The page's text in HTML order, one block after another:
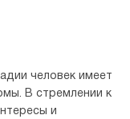
человек имеет
В стремлении к
и